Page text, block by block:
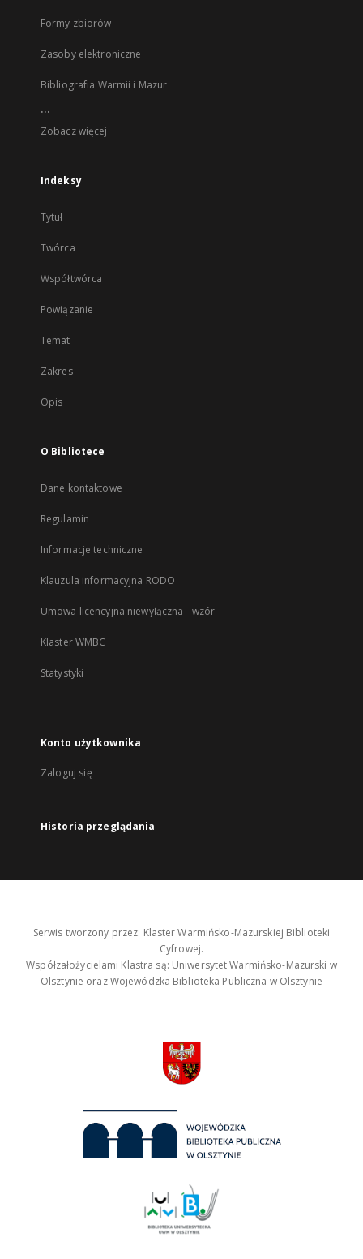
Formy zbiorów
Zasoby elektroniczne
Bibliografia Warmii i Mazur
...
Zobacz więcej
Indeksy
Tytuł
Twórca
Współtwórca
Powiązanie
Temat
Zakres
Opis
O Bibliotece
Dane kontaktowe
Regulamin
Informacje techniczne
Klauzula informacyjna RODO
Umowa licencyjna niewyłączna - wzór
Klaster WMBC
Statystyki
Konto użytkownika
Zaloguj się
Historia przeglądania
Serwis tworzony przez: Klaster Warmińsko-Mazurskiej Biblioteki
Cyfrowej.
Współzałożycielami Klastra są: Uniwersytet Warmińsko-Mazurski w
Olsztynie oraz Wojewódzka Biblioteka Publiczna w Olsztynie